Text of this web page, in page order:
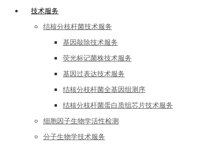
技术服务
结核分枝杆菌技术服务
基因敲除技术服务
荧光标记菌株技术服务
基因过表达技术服务
结核分枝杆菌全基因组测序
结核分枝杆菌蛋白质组芯片技术服务
细胞因子生物学活性检测
分子生物学技术服务